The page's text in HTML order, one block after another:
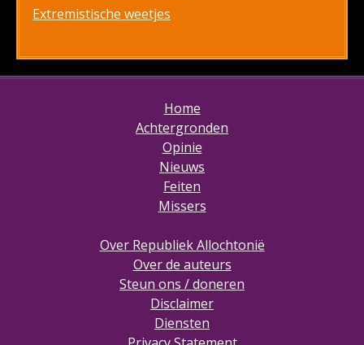
Extremistische weetjes
Home
Achtergronden
Opinie
Nieuws
Feiten
Missers
Over Republiek Allochtonië
Over de auteurs
Steun ons / doneren
Disclaimer
Diensten